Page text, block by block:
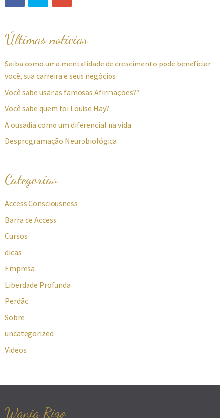
Últimas notícias
Saiba como uma mentalidade de crescimento pode beneficiar
você, sua carreira e seus negócios
Você sabe usar as famosas Afirmações??
Você sabe quem foi Louise Hay?
A ousadia como um diferencial na vida
Desprogramação Neurobiológica
Categorias
Access Consciousness
Barra de Access
Cursos
dicas
Empresa
Liberdade Profunda
Perdão
Sobre
uncategorized
Videos
Wania Rigo